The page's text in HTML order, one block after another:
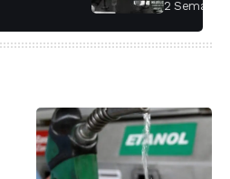
das
2 Semanas ⁮